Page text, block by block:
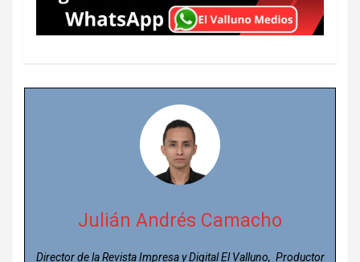
Julián Andrés Camacho
Director de la Revista Impresa y Digital El Valluno, Productor